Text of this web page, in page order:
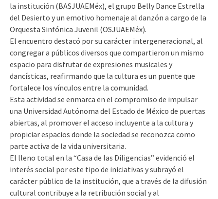
la institución (BASJUAEMéx), el grupo Belly Dance Estrella
del Desierto y un emotivo homenaje al danzón a cargo de la
Orquesta Sinfónica Juvenil (OSJUAEMéx).
El encuentro destacó por su carácter intergeneracional, al
congregar a públicos diversos que compartieron un mismo
espacio para disfrutar de expresiones musicales y
dancísticas, reafirmando que la cultura es un puente que
fortalece los vínculos entre la comunidad.
Esta actividad se enmarca en el compromiso de impulsar
una Universidad Autónoma del Estado de México de puertas
abiertas, al promover el acceso incluyente a la cultura y
propiciar espacios donde la sociedad se reconozca como
parte activa de la vida universitaria.
El lleno total en la “Casa de las Diligencias” evidenció el
interés social por este tipo de iniciativas y subrayó el
carácter público de la institución, que a través de la difusión
cultural contribuye a la retribución social y al